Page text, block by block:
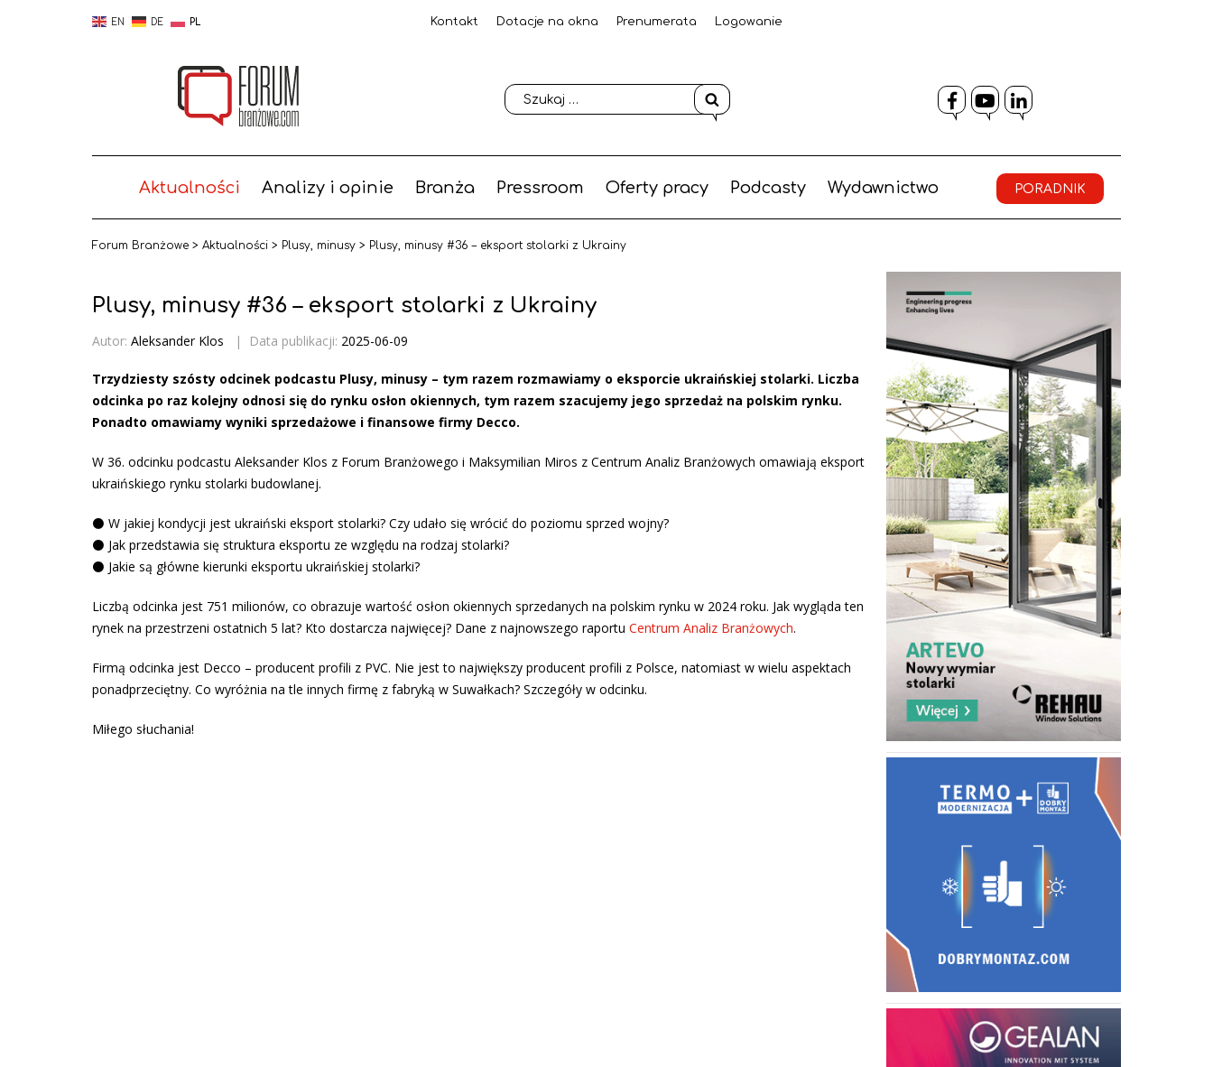
EN DE PL Kontakt Dotacje na okna Prenumerata Logowanie
Facebook
YouTube
LinkedIn
Aktualności Analizy i opinie Branża Pressroom Oferty pracy Podcasty Wydawnictwo PORADNIK
Forum Branżowe > Aktualności > Plusy, minusy > Plusy, minusy #36 – eksport stolarki z Ukrainy
Plusy, minusy #36 – eksport stolarki z Ukrainy
Autor: Aleksander Klos | Data publikacji: 2025-06-09
Trzydziesty szósty odcinek podcastu Plusy, minusy – tym razem rozmawiamy o eksporcie ukraińskiej stolarki. Liczba
odcinka po raz kolejny odnosi się do rynku osłon okiennych, tym razem szacujemy jego sprzedaż na polskim rynku.
Ponadto omawiamy wyniki sprzedażowe i finansowe firmy Decco.
W 36. odcinku podcastu Aleksander Klos z Forum Branżowego i Maksymilian Miros z Centrum Analiz Branżowych omawiają eksport
ukraińskiego rynku stolarki budowlanej.
⚫️ W jakiej kondycji jest ukraiński eksport stolarki? Czy udało się wrócić do poziomu sprzed wojny?
⚫️ Jak przedstawia się struktura eksportu ze względu na rodzaj stolarki?
⚫️ Jakie są główne kierunki eksportu ukraińskiej stolarki?
Liczbą odcinka jest 751 milionów, co obrazuje wartość osłon okiennych sprzedanych na polskim rynku w 2024 roku. Jak wygląda ten
rynek na przestrzeni ostatnich 5 lat? Kto dostarcza najwięcej? Dane z najnowszego raportu Centrum Analiz Branżowych.
Firmą odcinka jest Decco – producent profili z PVC. Nie jest to największy producent profili z Polsce, natomiast w wielu aspektach
ponadprzeciętny. Co wyróżnia na tle innych firmę z fabryką w Suwałkach? Szczegóły w odcinku.
Miłego słuchania!